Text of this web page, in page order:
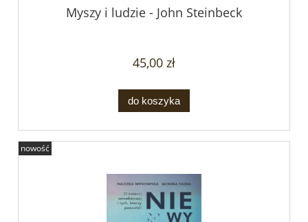
Myszy i ludzie - John Steinbeck
45,00 zł
do koszyka
nowość